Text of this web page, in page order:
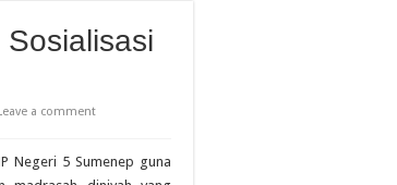
a comment
Negeri 5 Sumenep guna